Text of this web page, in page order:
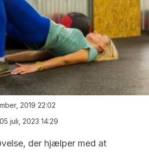
2019 22:02
05 juli, 2023 14:29
der hjælper med at